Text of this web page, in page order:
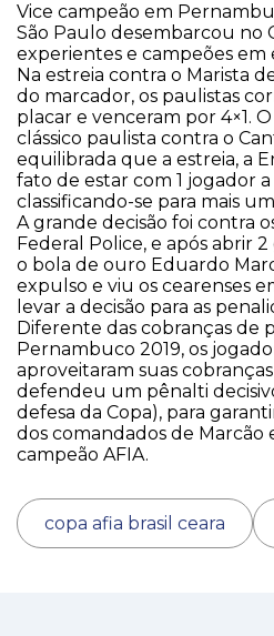
Vice campeão em
São Paulo desembarcou no
experientes e campeões em
Na estreia contra o Marista
do marcador, os paulistas
placar e venceram por 4×1.
clássico paulista contra o
equilibrada que a estreia, a
fato de estar com 1 jogador
classificando-se para mais
A grande decisão foi contra
Federal Police, e após abrir
o bola de ouro Eduardo
expulso e viu os cearenses
levar a decisão para as
Diferente das cobranças de
Pernambuco 2019, os
aproveitaram suas
defendeu um pênalti
defesa da Copa), para
dos comandados de Marcão
campeão AFIA.
copa afia brasil ceara